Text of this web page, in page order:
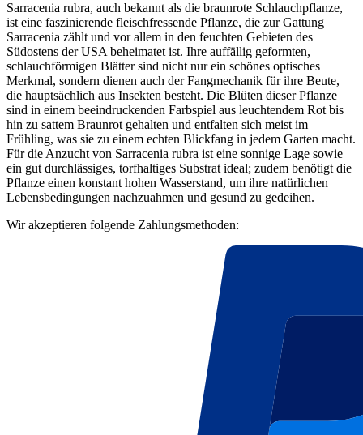
Sarracenia rubra, auch bekannt als die braunrote Schlauchpflanze,
ist eine faszinierende fleischfressende Pflanze, die zur Gattung
Sarracenia zählt und vor allem in den feuchten Gebieten des
Südostens der USA beheimatet ist. Ihre auffällig geformten,
schlauchförmigen Blätter sind nicht nur ein schönes optisches
Merkmal, sondern dienen auch der Fangmechanik für ihre Beute,
die hauptsächlich aus Insekten besteht. Die Blüten dieser Pflanze
sind in einem beeindruckenden Farbspiel aus leuchtendem Rot bis
hin zu sattem Braunrot gehalten und entfalten sich meist im
Frühling, was sie zu einem echten Blickfang in jedem Garten macht.
Für die Anzucht von Sarracenia rubra ist eine sonnige Lage sowie
ein gut durchlässiges, torfhaltiges Substrat ideal; zudem benötigt die
Pflanze einen konstant hohen Wasserstand, um ihre natürlichen
Lebensbedingungen nachzuahmen und gesund zu gedeihen.
Wir akzeptieren folgende Zahlungsmethoden: